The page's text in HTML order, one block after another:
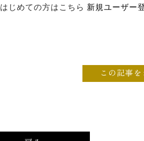
はじめての方はこちら 新規ユーザー
この記事